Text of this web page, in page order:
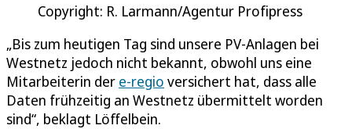
Copyright: R. Larmann/Agentur Profipress
„Bis zum heutigen Tag sind unsere PV-Anlagen bei
Westnetz jedoch nicht bekannt, obwohl uns eine
Mitarbeiterin der e-regio versichert hat, dass alle
Daten frühzeitig an Westnetz übermittelt worden
sind“, beklagt Löffelbein.